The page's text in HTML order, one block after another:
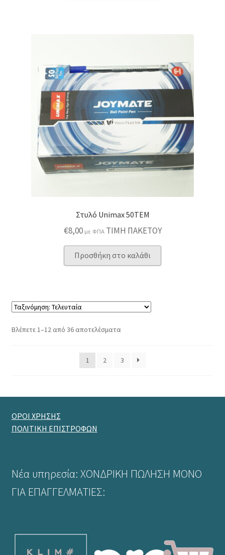
Στυλό Unimax 50TEM
€8,00 με ΦΠΑ ΤΙΜΗ ΠΑΚΕΤΟΥ
Προσθήκη στο καλάθι
Βλέπετε 1–12 από 36 αποτελέσματαSorted
1
2 3
ΟΡΟΙ ΧΡΗΣΗΣ
ΠΟΛΙΤΙΚΗ ΕΠΙΣΤΡΟΦΩΝ
Νέα υπηρεσία: ΧΟΝΔΡΙΚΗ ΠΩΛΗΣΗ ΜΟΝΟ
ΓΙΑ ΕΠΑΓΓΕΛΜΑΤΙΕΣ: